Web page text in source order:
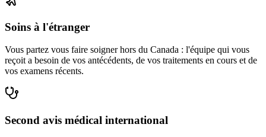
Soins à l'étranger
Vous partez vous faire soigner hors du Canada : l'équipe qui vous
reçoit a besoin de vos antécédents, de vos traitements en cours et de
vos examens récents.
Second avis médical international